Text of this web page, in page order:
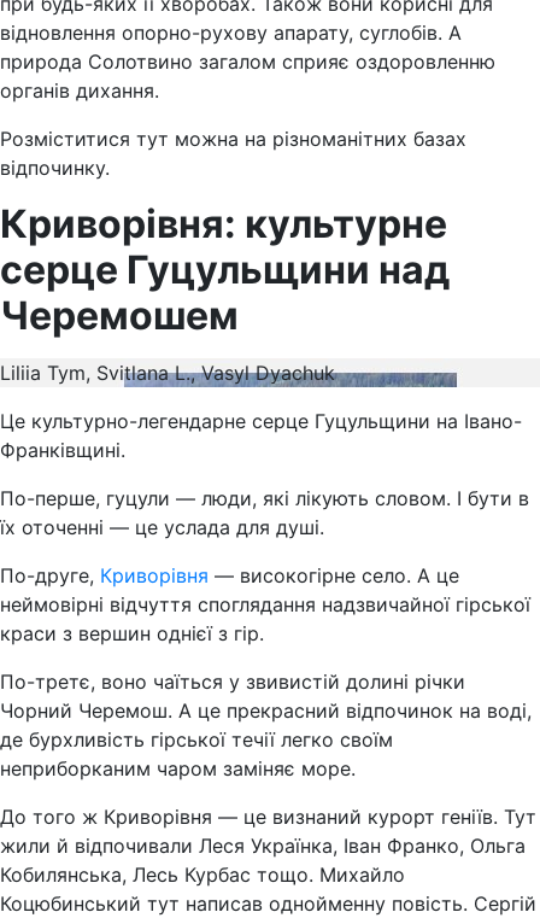
відновлення опорно-рухову апарату, суглобів. А
природа Солотвино загалом сприяє оздоровленню
органів дихання.
Розміститися тут можна на різноманітних базах
відпочинку.
Криворівня: культурне
серце Гуцульщини над
Черемошем
Liliia Tym, Svitlana L., Vasyl Dyachuk
Це культурно-легендарне серце Гуцульщини на Івано-
Франківщині.
По-перше, гуцули — люди, які лікують словом. І бути в
їх оточенні — це услада для душі.
По-друге, Криворівня — високогірне село. А це
неймовірні відчуття споглядання надзвичайної гірської
краси з вершин однієї з гір.
По-третє, воно чаїться у звивистій долині річки
Чорний Черемош. А це прекрасний відпочинок на воді,
де бурхливість гірської течії легко своїм
неприборканим чаром заміняє море.
До того ж Криворівня — це визнаний курорт геніїв. Тут
жили й відпочивали Леся Українка, Іван Франко, Ольга
Кобилянська, Лесь Курбас тощо. Михайло
Коцюбинський тут написав однойменну повість. Сергій